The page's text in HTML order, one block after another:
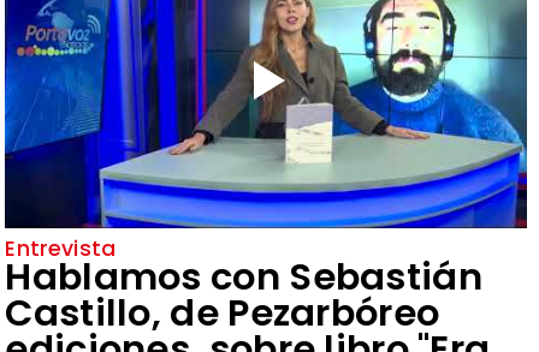
Entrevista
Hablamos con Sebastián
Castillo, de Pezarbóreo